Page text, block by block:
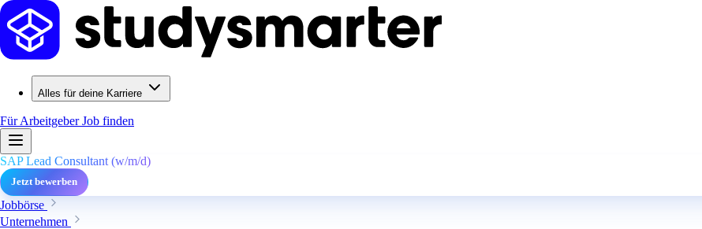
Alles für deine Karriere
Für ArbeitgeberJob finden
SAP Lead Consultant (w/m/d)
Jetzt bewerben
Jobbörse
Unternehmen